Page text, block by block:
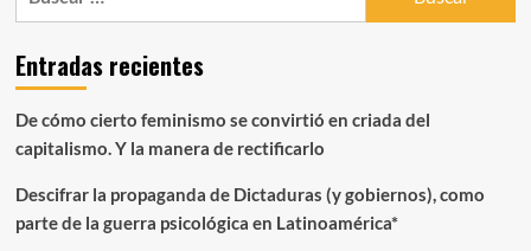
CARNE
Y
LECHE,
MIENTE,
Y
MATA
Entradas recientes
De cómo cierto feminismo se convirtió en criada del
capitalismo. Y la manera de rectificarlo
Descifrar la propaganda de Dictaduras (y gobiernos), como
parte de la guerra psicológica en Latinoamérica*